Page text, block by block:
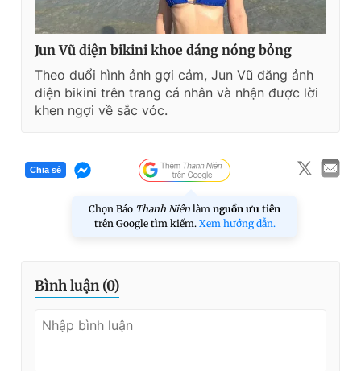
Jun Vũ diện bikini khoe dáng nóng bỏng
Theo đuổi hình ảnh gợi cảm, Jun Vũ đăng ảnh
diện bikini trên trang cá nhân và nhận được lời
khen ngợi về sắc vóc.
Chia sẻ
Chọn Báo Thanh Niên làm nguồn ưu tiên
trên Google tìm kiếm. Xem hướng dẫn.
Bình luận (0)